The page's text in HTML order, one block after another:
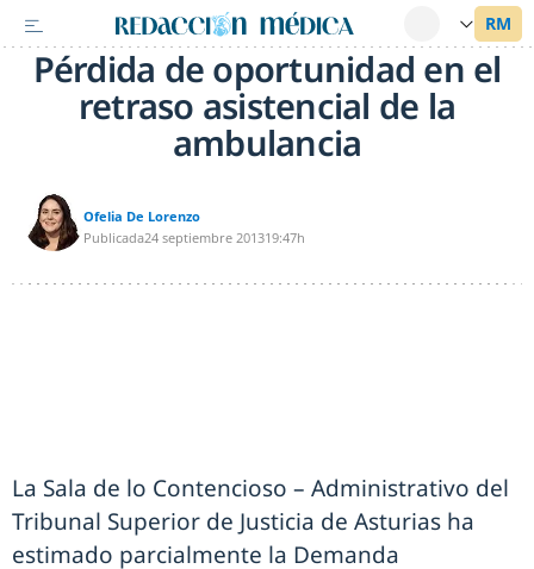
Pérdida de oportunidad en el
retraso asistencial de la
ambulancia
Ofelia De Lorenzo
Publicada24 septiembre 201319:47h
La Sala de lo Contencioso – Administrativo del
Tribunal Superior de Justicia de Asturias ha
estimado parcialmente la Demanda